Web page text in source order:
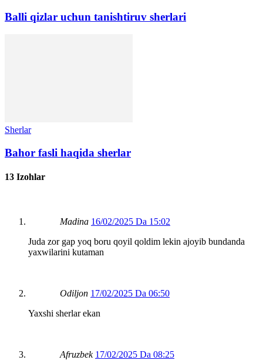
Balli qizlar uchun tanishtiruv sherlari
Sherlar
Bahor fasli haqida sherlar
13 Izohlar
Madina 16/02/2025 Da 15:02
Juda zor gap yoq boru qoyil qoldim lekin ajoyib bundanda
yaxwilarini kutaman
Odiljon 17/02/2025 Da 06:50
Yaxshi sherlar ekan
Afruzbek 17/02/2025 Da 08:25